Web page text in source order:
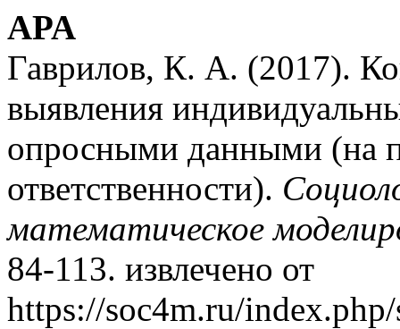
APA
Гаврилов, К. А. (2017).
выявления
опросными данными (на
ответственности).
математическое
84-113. извлечено от
https://soc4m.ru/